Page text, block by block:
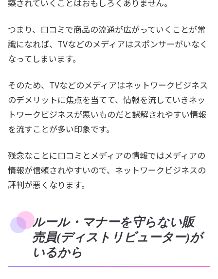
築されていくことはおもしろくありません。
つまり、口コミで商品の流通が広がっていくことが常
識になれば、TVなどのメディアはスポンサーがいなく
なってしまいます。
そのため、TVなどのメディアはネットワークビジネス
のデメリットに焦点を当てて、情報を流していきネッ
トワークビジネスが悪いものだと誤解されやすい情報
を流すことが多い印象です。
残念なことに口コミとメディアの情報ではメディアの
情報が信頼されやすいので、ネットワークビジネスの
評判が悪くなります。
ルール・マナーを守らない販
売員(ディストリビューター)が
いるから